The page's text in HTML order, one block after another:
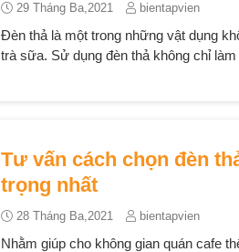
29 Tháng Ba,2021 bientapvien
Đèn thả là một trong những vật dụng
trà sữa. Sử dụng đèn thả không chỉ
Tư vấn cách chọn đèn
trọng nhất
28 Tháng Ba,2021 bientapvien
Nhằm giúp cho không gian quán cafe